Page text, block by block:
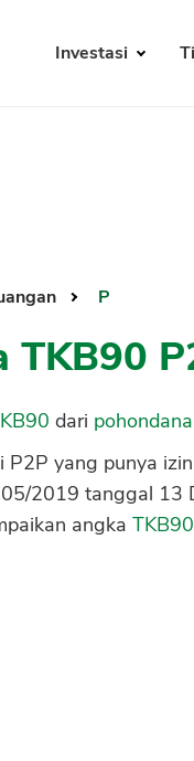
Investasi
P
TKB90
dari pohondana
P2P yang punya
2019 tanggal 13
angka TKB90